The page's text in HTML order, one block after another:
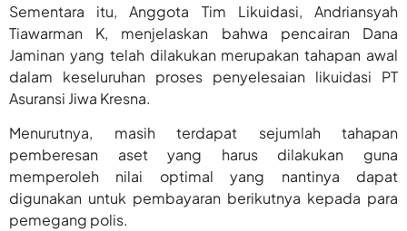
Sementara itu, Anggota Tim Likuidasi, Andriansyah
Tiawarman K, menjelaskan bahwa pencairan Dana
Jaminan yang telah dilakukan merupakan tahapan awal
dalam keseluruhan proses penyelesaian likuidasi PT
Asuransi Jiwa Kresna.
Menurutnya, masih terdapat sejumlah tahapan
pemberesan aset yang harus dilakukan guna
memperoleh nilai optimal yang nantinya dapat
digunakan untuk pembayaran berikutnya kepada para
pemegang polis.